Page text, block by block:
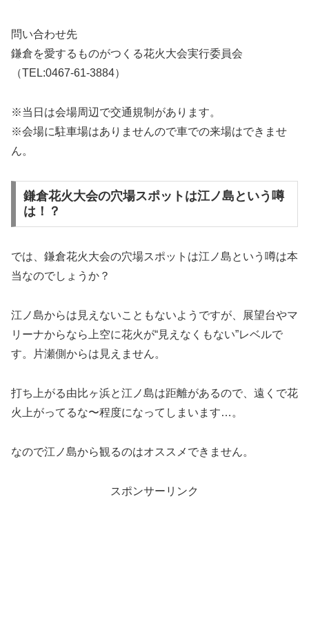
問い合わせ先
鎌倉を愛するものがつくる花火大会実行委員会
（TEL:0467-61-3884）
※当日は会場周辺で交通規制があります。
※会場に駐車場はありませんので車での来場はできませ
ん。
鎌倉花火大会の穴場スポットは江ノ島という噂
は！？
では、鎌倉花火大会の穴場スポットは江ノ島という噂は本
当なのでしょうか？
江ノ島からは見えないこともないようですが、展望台やマ
リーナからなら上空に花火が“見えなくもない”レベルで
す。
片瀬側からは見えません。
打ち上がる由比ヶ浜と江ノ島は距離があるので、遠くで花
火上がってるな〜程度になってしまいます…。
なので江ノ島から観るのはオススメできません。
スポンサーリンク